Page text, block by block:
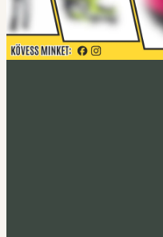
Acerbis akció
Fedezd fel